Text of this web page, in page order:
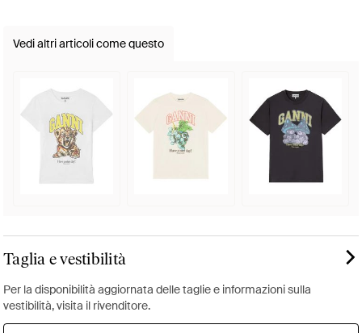
Vedi altri articoli come questo
Taglia e vestibilità
Per la disponibilità aggiornata delle taglie e informazioni sulla
vestibilità, visita il rivenditore.